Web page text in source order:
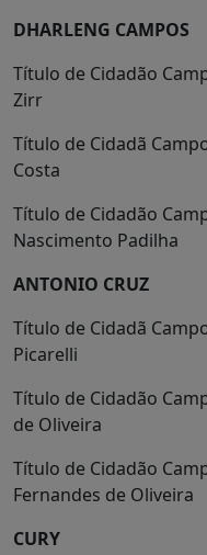
DHARLENG CAMPOS
Título de Cidadão
Zirr
Título de Cidadã
Costa
Título de Cidadão
Nascimento Padilha
ANTONIO CRUZ
Título de Cidadã
Picarelli
Título de Cidadão
de Oliveira
Título de Cidadão
Fernandes de Oliveira
CURY